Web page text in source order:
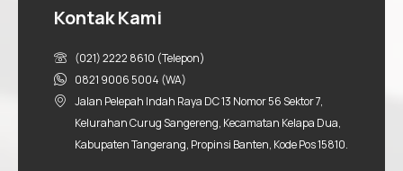
Kontak Kami
(021) 2222 8610 (Telepon)
0821 9006 5004 (WA)
Jalan Pelepah Indah Raya DC 13 Nomor 56 Sektor 7,
Kelurahan Curug Sangereng, Kecamatan Kelapa Dua,
Kabupaten Tangerang, Propinsi Banten, Kode Pos 15810.